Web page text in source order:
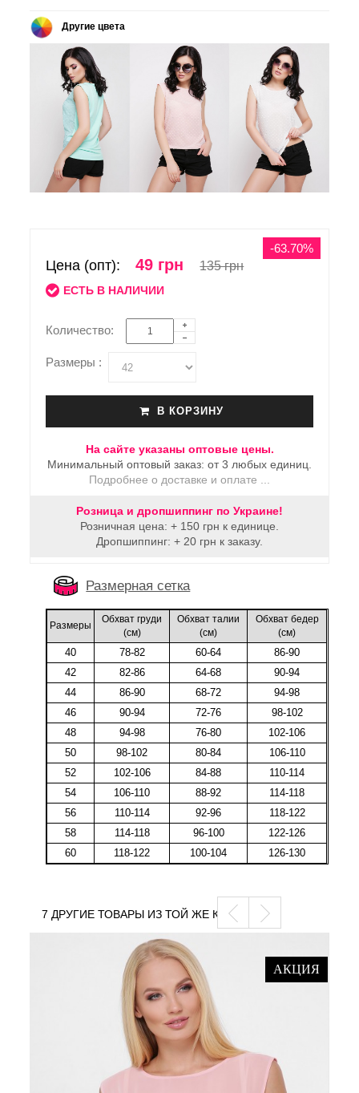
Другие цвета
Цена (опт): 49 грн 135 грн
ЕСТЬ В НАЛИЧИИ
-63.70%
Количество:
Размеры :
В КОРЗИНУ
На сайте указаны оптовые цены.
Минимальный оптовый заказ: от 3 любых единиц.
Подробнее о доставке и оплате ...
Розница и дропшиппинг по Украине!
Розничная цена: + 150 грн к единице.
Дропшиппинг: + 20 грн к заказу.
Размерная сетка
Размеры
Обхват груди
(cм)
Обхват талии
(cм)
Обхват бедер
(cм)
40 78-82 60-64
86-90
42
82-86 64-68
90-94
44
86-90 68-72
94-98
46
90-94 72-76
98-102
48
94-98 76-80
102-106
50
98-102 80-84
106-110
52
102-106 84-88
110-114
54
106-110 88-92
114-118
56
110-114 92-96
118-122
58
114-118 96-100
122-126
60
118-122 100-104 126-130
7 ДРУГИЕ ТОВАРЫ ИЗ ТОЙ ЖЕ КАТЕГОРИИ
АКЦИЯ